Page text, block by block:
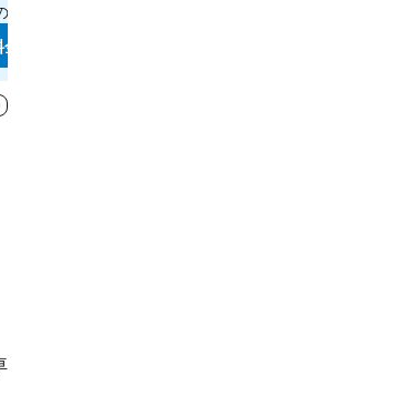
料金を表示
を表示